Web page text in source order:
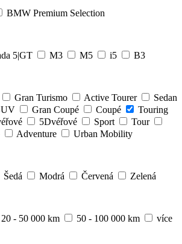
BMW Premium Selection
5|GT M3 M5 i5
B3
Gran Turismo Active Tourer
Sedan
Gran Coupé Coupé
Touring
5Dvéřové Sport
Tour
Adventure
Urban Mobility
Šedá Modrá Červená
Zelená
20 - 50 000 km 50 - 100 000 km
více